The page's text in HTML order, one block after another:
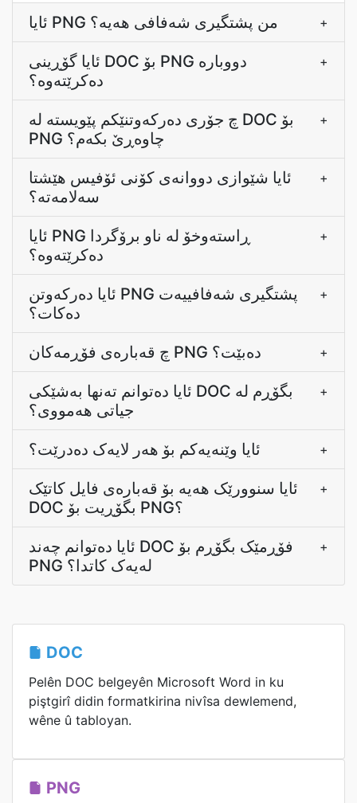
ئایا PNG من پشتگیری شەفافی هەیە؟ +
ئایا گۆڕینی DOC بۆ PNG دووبارە
دەکرێتەوە؟
+
چ جۆری دەرکەوتنێکم پێویستە لە DOC بۆ
PNG چاوەڕێ بکەم؟
+
ئایا شێوازی دووانەی کۆنی ئۆفیس هێشتا
سەلامەتە؟
+
ئایا PNG ڕاستەوخۆ لە ناو برۆگردا
دەکرێتەوە؟
+
ئایا دەرکەوتن PNG پشتگیری شەفافییەت
دەکات؟
+
چ قەبارەی فۆڕمەکان PNG دەبێت؟ +
ئایا دەتوانم تەنها بەشێکی DOC بگۆڕم لە
جیاتی هەمووی؟
+
ئایا وێنەیەکم بۆ هەر لایەک دەدرێت؟ +
ئایا سنوورێک هەیە بۆ قەبارەی فایل کاتێک
DOC بگۆڕیت بۆ PNG؟
+
ئایا دەتوانم چەند DOC فۆڕمێک بگۆڕم بۆ
PNG لەیەک کاتدا؟
+
DOC
Pelên DOC belgeyên Microsoft Word in ku
piştgirî didin formatkirina nivîsa dewlemend,
wêne û tabloyan.
PNG